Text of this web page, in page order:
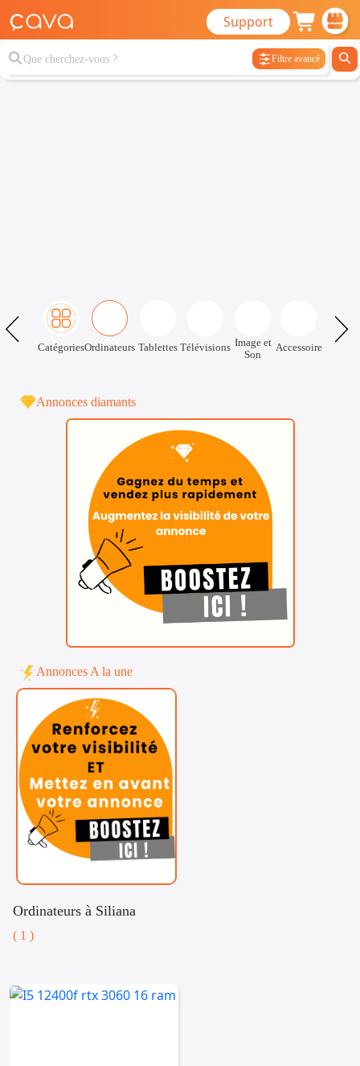
Support
Filtre avancé
CatégoriesOrdinateurs Tablettes Télévisions Image et
Son
Accessoire
Annonces diamants
Annonces A la une
Ordinateurs à Siliana
( 1 )